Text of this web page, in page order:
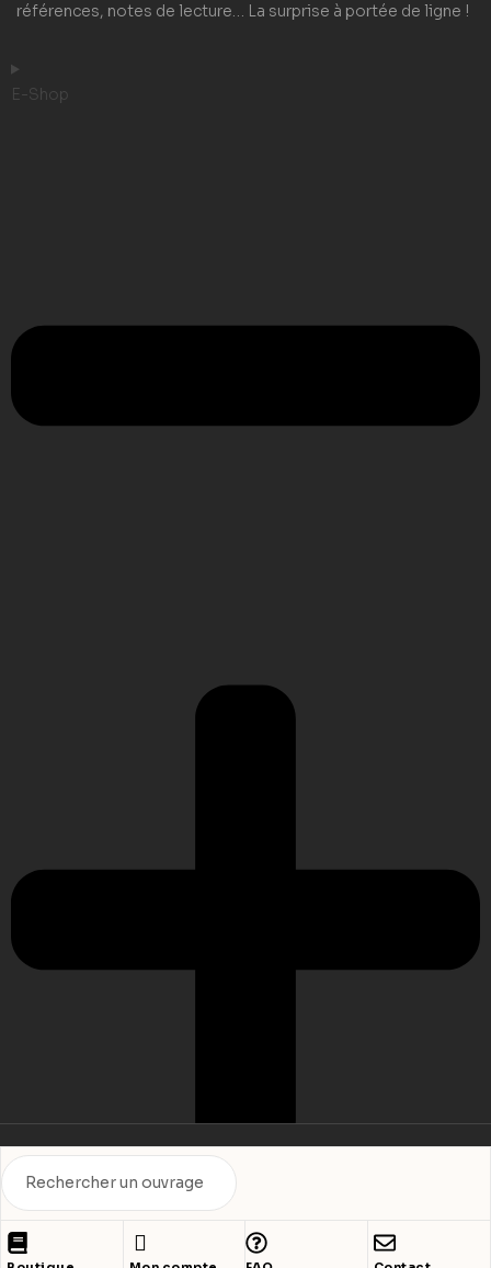
références, notes de lecture… La surprise à portée de ligne !
E-Shop
Nos Partenaires
© 2025 ECF Echoppe –Mentions légales